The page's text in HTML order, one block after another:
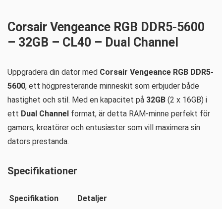
Corsair Vengeance RGB DDR5-5600
– 32GB – CL40 – Dual Channel
Uppgradera din dator med Corsair Vengeance RGB DDR5-
5600, ett högpresterande minneskit som erbjuder både
hastighet och stil. Med en kapacitet på 32GB (2 x 16GB) i
ett Dual Channel format, är detta RAM-minne perfekt för
gamers, kreatörer och entusiaster som vill maximera sin
dators prestanda.
Specifikationer
Specifikation
Detaljer